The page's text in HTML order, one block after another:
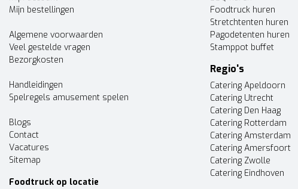
Mijn bestellingen
Algemene voorwaarden
Veel gestelde vragen
Bezorgkosten
Handleidingen
Spelregels amusement spelen
Blogs
Contact
Vacatures
Sitemap
Foodtruck op locatie
Foodtruck huren
Stretchtenten huren
Pagodetenten huren
Stamppot buffet
Regio's
Catering Apeldoorn
Catering Utrecht
Catering Den Haag
Catering Rotterdam
Catering Amsterdam
Catering Amersfoort
Catering Zwolle
Catering Eindhoven